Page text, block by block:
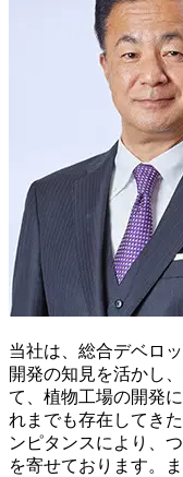
当社は、総合デベロ
開発の知見を活かし
て、植物工場の開発
れまでも存在してき
ンピタンスにより、
を寄せております。